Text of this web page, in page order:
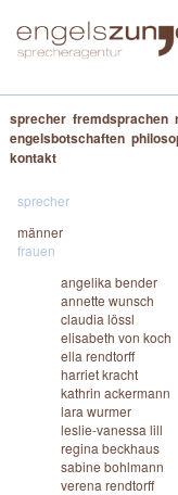
sprecher fremdsprachen
engelsbotschaften
kontakt
sprecher
männer
frauen
angelika bender
annette wunsch
claudia lössl
elisabeth von koch
ella rendtorff
harriet kracht
kathrin ackermann
lara wurmer
leslie-vanessa lill
regina beckhaus
sabine bohlmann
verena rendtorff